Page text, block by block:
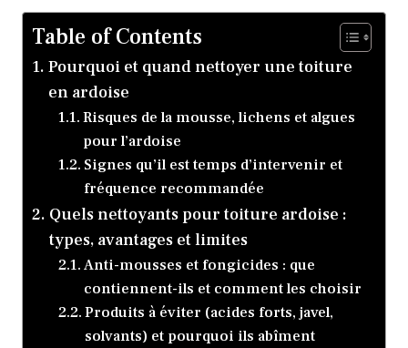
Table of Contents
Pourquoi et quand nettoyer une toiture
en ardoise
Risques de la mousse, lichens et algues
pour l’ardoise
Signes qu’il est temps d’intervenir et
fréquence recommandée
Quels nettoyants pour toiture ardoise :
types, avantages et limites
Anti-mousses et fongicides : que
contiennent-ils et comment les choisir
Produits à éviter (acides forts, javel,
solvants) et pourquoi ils abîment